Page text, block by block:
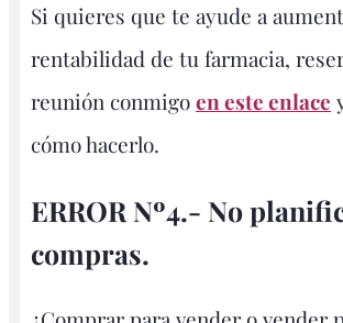
Si quieres que te ayude a
rentabilidad de tu farmacia,
reunión conmigoen este enlace
cómo hacerlo.
ERROR Nº4.- No
compras.